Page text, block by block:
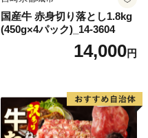
国産牛 赤身切り落とし1.8kg
(450g×4パック)_14-3604
14,000円